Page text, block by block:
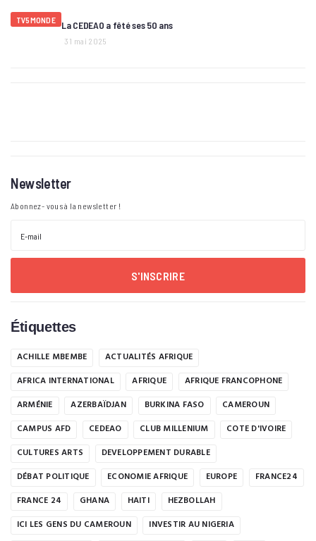
TV5MONDE La CEDEAO a fêté ses 50 ans
31 mai 2025
Newsletter
Abonnez- vous à la newsletter !
S'INSCRIRE
Étiquettes
ACHILLE MBEMBE
ACTUALITÉS AFRIQUE
AFRICA INTERNATIONAL
AFRIQUE
AFRIQUE FRANCOPHONE
ARMÉNIE
AZERBAÏDJAN BURKINA FASO
CAMEROUN
CAMPUS AFD
CEDEAO CLUB MILLENIUM
COTE D'IVOIRE
CULTURES ARTS
DEVELOPPEMENT DURABLE
DÉBAT POLITIQUE
ECONOMIE AFRIQUE EUROPE
FRANCE24
FRANCE 24
GHANA HAITI
HEZBOLLAH
ICI LES GENS DU CAMEROUN
INVESTIR AU NIGERIA